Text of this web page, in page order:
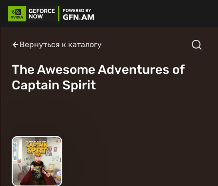
Вернуться к каталогу
The Awesome Adventures of
Captain Spirit